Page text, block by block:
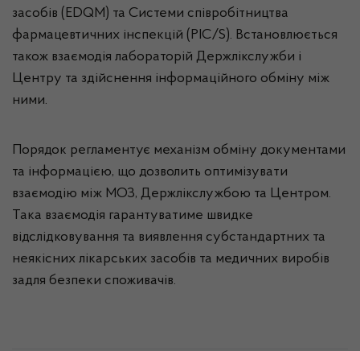
засобів (EDQM) та Системи співробітництва
фармацевтичних інспекцій (PIC/S). Встановлюється
також взаємодія лабораторій Держлікслужби і
Центру та здійснення інформаційного обміну між
ними.
Порядок регламентує механізм обміну документами
та інформацією, що дозволить оптимізувати
взаємодію між МОЗ, Держлікслужбою та Центром.
Така взаємодія гарантуватиме швидке
відслідковування та виявлення субстандартних та
неякісних лікарських засобів та медичних виробів
задля безпеки споживачів.